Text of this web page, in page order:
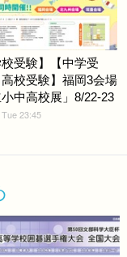
校受験】【中学受
校受験】福岡3会場
小中高校展」8/22-23
23:45